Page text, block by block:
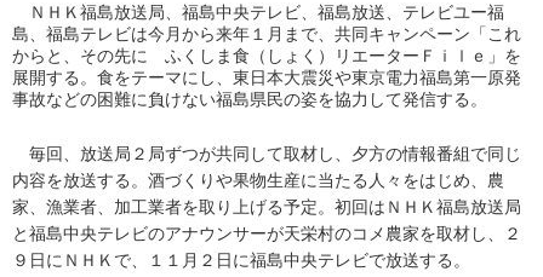
ＮＨＫ福島放送局、福島中央テレビ、福島放送、テレビユー福
島、福島テレビは今月から来年１月まで、共同キャンペーン「これ
からと、その先に ふくしま食（しょく）リエーターＦｉｌｅ」を
展開する。食をテーマにし、東日本大震災や東京電力福島第一原発
事故などの困難に負けない福島県民の姿を協力して発信する。
毎回、放送局２局ずつが共同して取材し、夕方の情報番組で同じ
内容を放送する。酒づくりや果物生産に当たる人々をはじめ、農
家、漁業者、加工業者を取り上げる予定。初回はＮＨＫ福島放送局
と福島中央テレビのアナウンサーが天栄村のコメ農家を取材し、２
９日にＮＨＫで、１１月２日に福島中央テレビで放送する。